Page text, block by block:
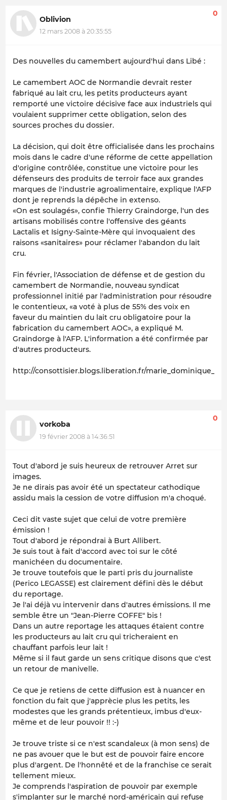
Oblivion
12 mars 2008 à 20:35:55
0
Des nouvelles du camembert aujourd'hui dans Libé :
Le camembert AOC de Normandie devrait rester
fabriqué au lait cru, les petits producteurs ayant
remporté une victoire décisive face aux industriels qui
voulaient supprimer cette obligation, selon des
sources proches du dossier.
La décision, qui doit être officialisée dans les prochains
mois dans le cadre d'une réforme de cette appellation
d'origine contrôlée, constitue une victoire pour les
défenseurs des produits de terroir face aux grandes
marques de l'industrie agroalimentaire, explique l'AFP
dont je reprends la dépêche in extenso.
«On est soulagés», confie Thierry Graindorge, l'un des
artisans mobilisés contre l'offensive des géants
Lactalis et Isigny-Sainte-Mère qui invoquaient des
raisons «sanitaires» pour réclamer l'abandon du lait
cru.
Fin février, l'Association de défense et de gestion du
camembert de Normandie, nouveau syndicat
professionnel initié par l'administration pour résoudre
le contentieux, «a voté à plus de 55% des voix en
faveur du maintien du lait cru obligatoire pour la
fabrication du camembert AOC», a expliqué M.
Graindorge à l'AFP. L'information a été confirmée par
d'autres producteurs.
http://consottisier.blogs.liberation.fr/
vorkoba
19 février 2008 à 14:36:51
0
Tout d'abord je suis heureux de retrouver Arret sur
images.
Je ne dirais pas avoir été un spectateur cathodique
assidu mais la cession de votre diffusion m'a choqué.
Ceci dit vaste sujet que celui de votre première
émission !
Tout d'abord je répondrai à Burt Allibert.
Je suis tout à fait d'accord avec toi sur le côté
manichéen du documentaire.
Je trouve toutefois que le parti pris du journaliste
(Perico LEGASSE) est clairement défini dès le début
du reportage.
Je l'ai déjà vu intervenir dans d'autres émissions. Il me
semble être un "Jean-Pierre COFFE" bis !
Dans un autre reportage les attaques étaient contre
les producteurs au lait cru qui tricheraient en
chauffant parfois leur lait !
Même si il faut garde un sens critique disons que c'est
un retour de manivelle.
Ce que je retiens de cette diffusion est à nuancer en
fonction du fait que j'apprècie plus les petits, les
modestes que les grands prétentieux, imbus d'eux-
même et de leur pouvoir !! :-)
Je trouve triste si ce n'est scandaleux (à mon sens) de
ne pas avouer que le but est de pouvoir faire encore
plus d'argent. De l'honnêté et de la franchise ce serait
tellement mieux.
Je comprends l'aspiration de pouvoir par exemple
s'implanter sur le marché nord-américain qui refuse